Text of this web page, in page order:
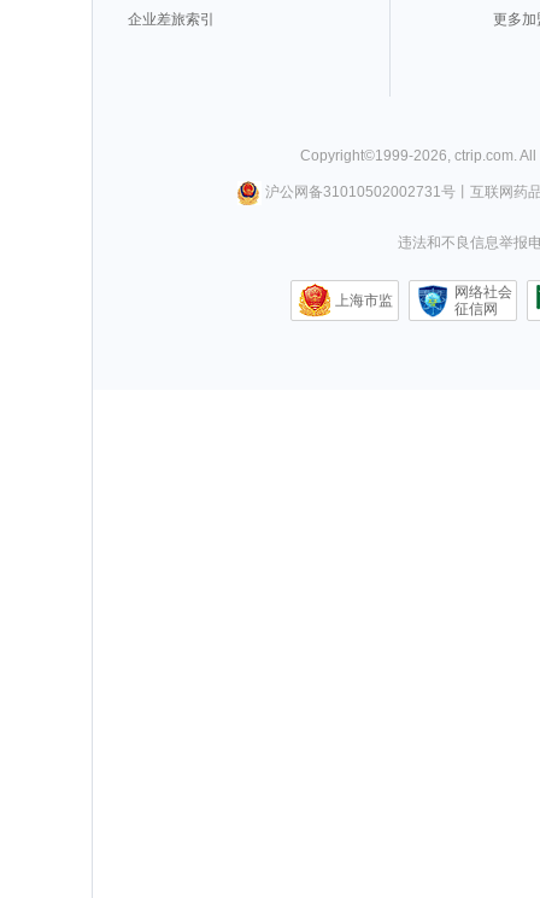
企业差旅索引
更多加
Copyright©1999-2026 ctrip.com .
沪公网备31010502002731号丨 互联网药
违法和不良信息举报
上海市监
网络社会
征信网